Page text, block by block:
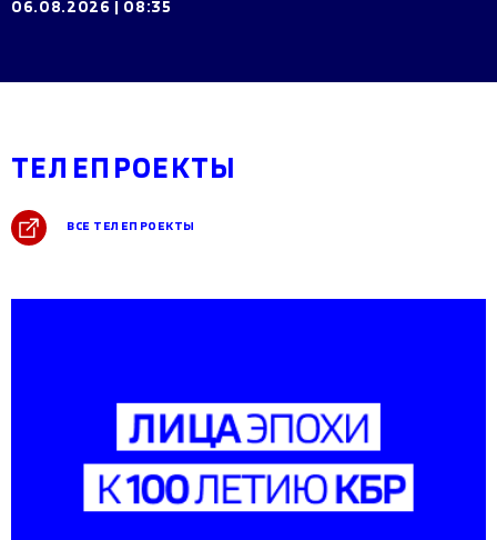
06.08.2026 08:35
ТЕЛЕПРОЕКТЫ
ВСЕ ТЕЛЕПРОЕКТЫ